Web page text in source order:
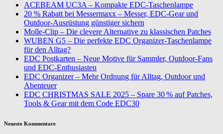
ACEBEAM UC3A – Kompakte EDC-Taschenlampe
20 % Rabatt bei Messermaxx – Messer, EDC-Gear und
Outdoor-Ausrüstung günstiger sichern
Molle-Clip – Die clevere Alternative zu klassischen Patches
WUBEN G5 – Die perfekte EDC Organizer-Taschenlampe
für den Alltag?
EDC Postkarten – Neue Motive für Sammler, Outdoor-Fans
und EDC-Enthusiasten
EDC Organizer – Mehr Ordnung für Alltag, Outdoor und
Abenteuer
EDC CHRISTMAS SALE 2025 – Spare 30 % auf Patches,
Tools & Gear mit dem Code EDC30
Neueste Kommentare